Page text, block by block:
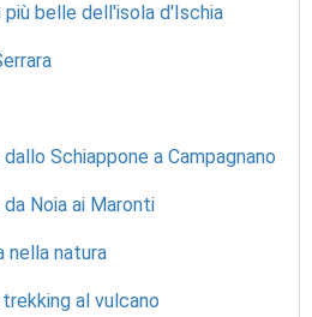
belle dell'isola d'Ischia
dallo Schiappone a Campagnano
da Noia ai Maronti
nella natura
al vulcano